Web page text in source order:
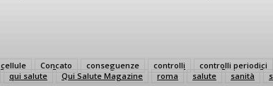
cellule Concato conseguenze controlli controlli periodici
qui salute Qui Salute Magazine roma salute sanità